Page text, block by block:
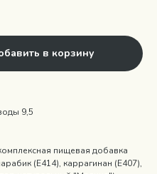
в корзину
9,5
пищевая добавка
(Е414), каррагинан (Е407),